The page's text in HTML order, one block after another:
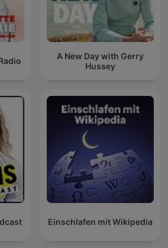
A New Day with Gerry
Hussey
Einschlafen mit Wikipedia